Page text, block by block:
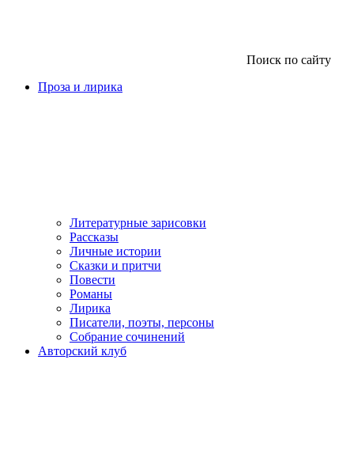
Поиск по сайту
Проза и лирика
Литературные зарисовки
Рассказы
Личные истории
Сказки и притчи
Повести
Романы
Лирика
Писатели, поэты, персоны
Собрание сочинений
Авторский клуб